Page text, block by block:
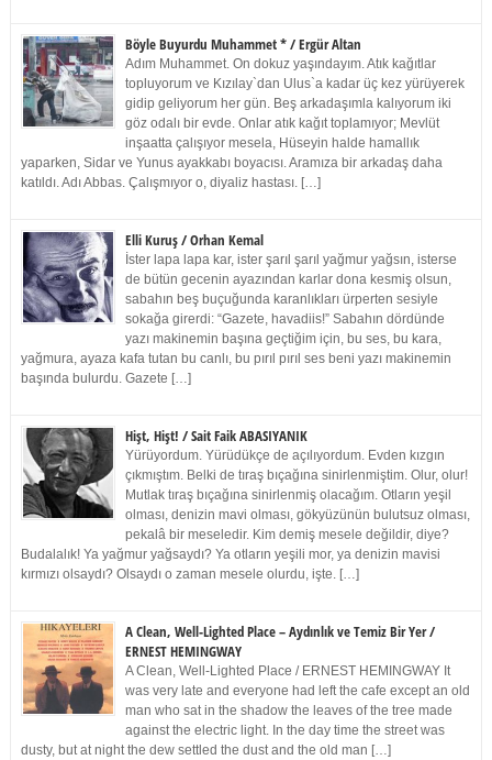
Böyle Buyurdu Muhammet * / Ergür Altan
Adım Muhammet. On dokuz yaşındayım. Atık kağıtlar
topluyorum ve Kızılay`dan Ulus`a kadar üç kez yürüyerek
gidip geliyorum her gün. Beş arkadaşımla kalıyorum iki
göz odalı bir evde. Onlar atık kağıt toplamıyor; Mevlüt
inşaatta çalışıyor mesela, Hüseyin halde hamallık
yaparken, Sidar ve Yunus ayakkabı boyacısı. Aramıza bir arkadaş daha
katıldı. Adı Abbas. Çalışmıyor o, diyaliz hastası. […]
Elli Kuruş / Orhan Kemal
İster lapa lapa kar, ister şarıl şarıl yağmur yağsın, isterse
de bütün gecenin ayazından karlar dona kesmiş olsun,
sabahın beş buçuğunda karanlıkları ürperten sesiyle
sokağa girerdi: “Gazete, havadiis!” Sabahın dördünde
yazı makinemin başına geçtiğim için, bu ses, bu kara,
yağmura, ayaza kafa tutan bu canlı, bu pırıl pırıl ses beni yazı makinemin
başında bulurdu. Gazete […]
Hişt, Hişt! / Sait Faik ABASIYANIK
Yürüyordum. Yürüdükçe de açılıyordum. Evden kızgın
çıkmıştım. Belki de tıraş bıçağına sinirlenmiştim. Olur, olur!
Mutlak tıraş bıçağına sinirlenmiş olacağım. Otların yeşil
olması, denizin mavi olması, gökyüzünün bulutsuz olması,
pekalâ bir meseledir. Kim demiş mesele değildir, diye?
Budalalık! Ya yağmur yağsaydı? Ya otların yeşili mor, ya denizin mavisi
kırmızı olsaydı? Olsaydı o zaman mesele olurdu, işte. […]
A Clean, Well-Lighted Place – Aydınlık ve Temiz Bir Yer /
ERNEST HEMINGWAY
A Clean, Well-Lighted Place / ERNEST HEMINGWAY It
was very late and everyone had left the cafe except an old
man who sat in the shadow the leaves of the tree made
against the electric light. In the day time the street was
dusty, but at night the dew settled the dust and the old man […]